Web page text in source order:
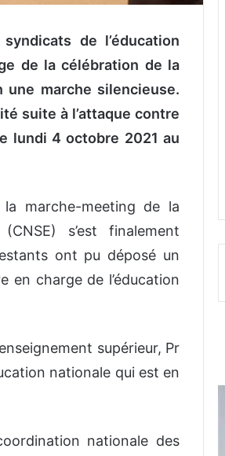
de l’éducation
de la célébration de la
une marche silencieuse.
suite à l’attaque contre
lundi 4 octobre 2021 au
marche-meeting de la
s’est finalement
ont pu déposé un
en charge de l’éducation
supérieur, Pr
nationale qui est en
nationale des